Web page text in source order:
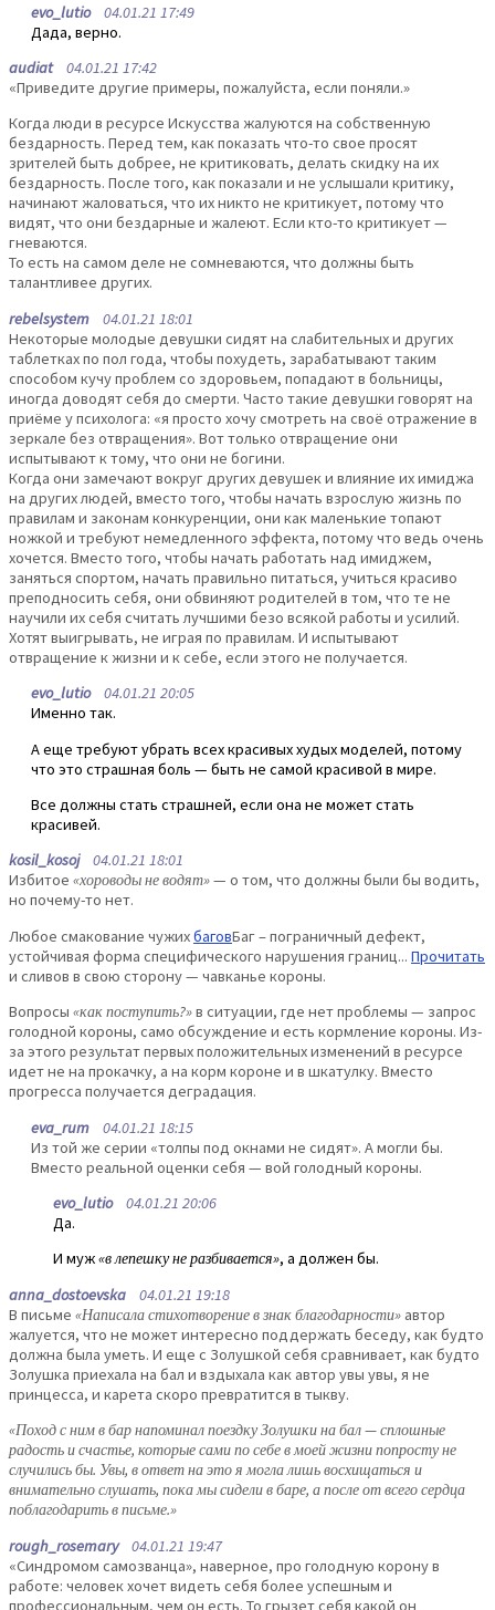
evo_lutio04.01.21 17:49
Дада, верно.
audiat04.01.21 17:42
«Приведите другие примеры, пожалуйста, если поняли.»
Когда люди в ресурсе Искусства жалуются на собственную
бездарность. Перед тем, как показать что-то свое просят
зрителей быть добрее, не критиковать, делать скидку на их
бездарность. После того, как показали и не услышали критику,
начинают жаловаться, что их никто не критикует, потому что
видят, что они бездарные и жалеют. Если кто-то критикует —
гневаются.
То есть на самом деле не сомневаются, что должны быть
талантливее других.
rebelsystem 04.01.21 18:01
Некоторые молодые девушки сидят на слабительных и других
таблетках по пол года, чтобы похудеть, зарабатывают таким
способом кучу проблем со здоровьем, попадают в больницы,
иногда доводят себя до смерти. Часто такие девушки говорят на
приёме у психолога: «я просто хочу смотреть на своё отражение в
зеркале без отвращения». Вот только отвращение они
испытывают к тому, что они не богини.
Когда они замечают вокруг других девушек и влияние их имиджа
на других людей, вместо того, чтобы начать взрослую жизнь по
правилам и законам конкуренции, они как маленькие топают
ножкой и требуют немедленного эффекта, потому что ведь очень
хочется. Вместо того, чтобы начать работать над имиджем,
заняться спортом, начать правильно питаться, учиться красиво
преподносить себя, они обвиняют родителей в том, что те не
научили их себя считать лучшими безо всякой работы и усилий.
Хотят выигрывать, не играя по правилам. И испытывают
отвращение к жизни и к себе, если этого не получается.
evo_lutio04.01.21 20:05
Именно так.
А еще требуют убрать всех красивых худых моделей, потому
что это страшная боль — быть не самой красивой в мире.
Все должны стать страшней, если она не может стать
красивей.
kosil_kosoj04.01.21 18:01
Избитое «хороводы не водят»— о том, что должны были бы водить,
но почему-то нет.
Любое смакование чужихбаговБаг – пограничный дефект,
устойчивая форма специфического нарушения границ... Прочитать
и сливов в свою сторону — чавканье короны.
Вопросы «как поступить?»в ситуации, где нет проблемы — запрос
голодной короны, само обсуждение и есть кормление короны. Из-
за этого результат первых положительных изменений в ресурсе
идет не на прокачку, а на корм короне и в шкатулку. Вместо
прогресса получается деградация.
eva_rum 04.01.21 18:15
Из той же серии «толпы под окнами не сидят». А могли бы.
Вместо реальной оценки себя — вой голодный короны.
evo_lutio04.01.21 20:06
Да.
И муж«в лепешку не разбивается», а должен бы.
anna_dostoevska 04.01.21 19:18
В письме «Написала стихотворение в знак благодарности» автор
жалуется, что не может интересно поддержать беседу, как будто
должна была уметь. И еще с Золушкой себя сравнивает, как будто
Золушка приехала на бал и вздыхала как автор увы увы, я не
принцесса, и карета скоро превратится в тыкву.
«Поход с ним в бар напоминал поездку Золушки на бал — сплошные
радость и счастье, которые сами по себе в моей жизни попросту не
случились бы. Увы, в ответ на это я могла лишь восхищаться и
внимательно слушать, пока мы сидели в баре, а после от всего сердца
поблагодарить в письме.»
rough_rosemary04.01.21 19:47
«Синдромом самозванца», наверное, про голодную корону в
работе: человек хочет видеть себя более успешным и
профессиональным, чем он есть. То грызет себя какой он